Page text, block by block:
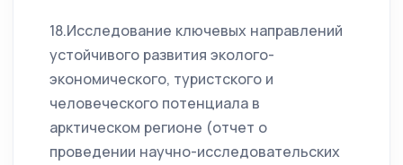
18.Исследование ключевых направлений
устойчивого развития эколого-
экономического, туристского и
человеческого потенциала в
арктическом регионе (отчет о
проведении научно-исследовательских